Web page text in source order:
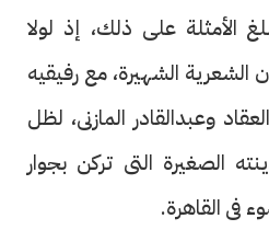
١٩٥٨» أبلغ الأمثلة على ذلك، إذ لولا
الشعرية الشهيرة، مع رفيقيه
وعبدالقادر المازنى، لظل
الصغيرة التى تركن بجوار
فى القاهرة.